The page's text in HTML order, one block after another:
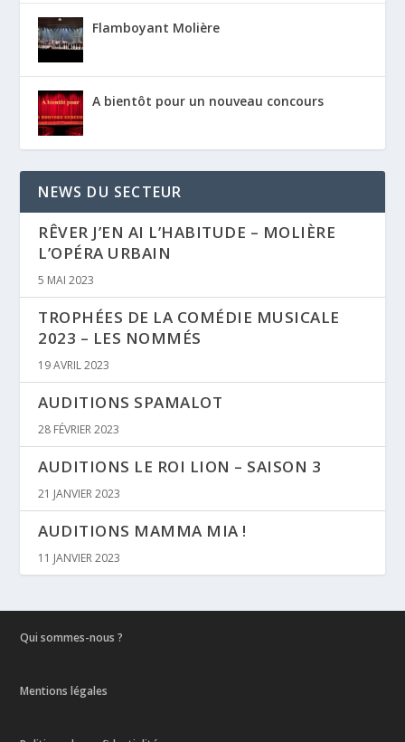
Flamboyant Molière
A bientôt pour un nouveau concours
NEWS DU SECTEUR
RÊVER J’EN AI L’HABITUDE – MOLIÈRE
L’OPÉRA URBAIN
5 MAI 2023
TROPHÉES DE LA COMÉDIE MUSICALE
2023 – LES NOMMÉS
19 AVRIL 2023
AUDITIONS SPAMALOT
28 FÉVRIER 2023
AUDITIONS LE ROI LION – SAISON 3
21 JANVIER 2023
AUDITIONS MAMMA MIA !
11 JANVIER 2023
Qui sommes-nous ?
Mentions légales